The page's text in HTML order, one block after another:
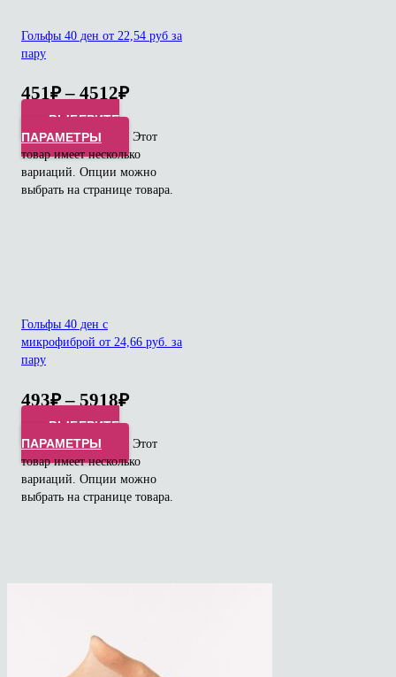
Гольфы 40 ден от 22,54 руб за
пару
451₽– 4512₽
ВЫБЕРИТЕ
ПАРАМЕТРЫ
Этот
товар имеет несколько
вариаций. Опции можно
выбрать на странице товара.
Гольфы 40 ден с
микрофиброй от 24,66 руб. за
пару
493₽– 5918₽
ВЫБЕРИТЕ
ПАРАМЕТРЫ
Этот
товар имеет несколько
вариаций. Опции можно
выбрать на странице товара.